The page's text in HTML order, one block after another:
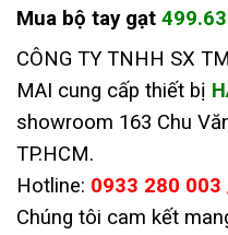
Mua bộ tay gạt
CÔNG TY TNHH SX
MAI cung cấp thiết bị
showroom 163 Chu
TP.HCM.
Hotline: 0933 280
Chúng tôi cam kết